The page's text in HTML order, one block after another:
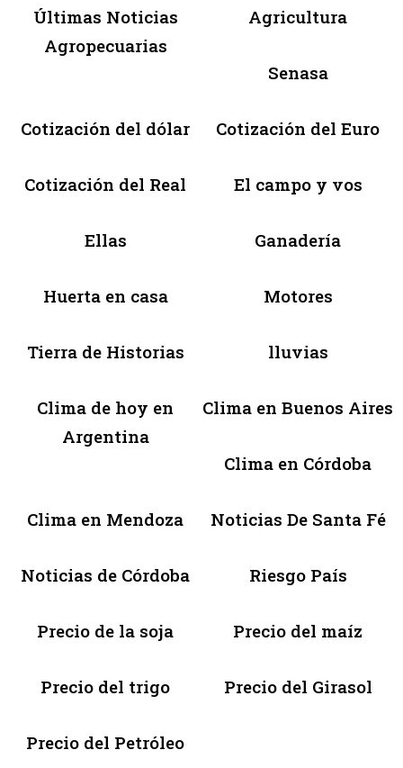
Últimas Noticias
Agropecuarias
Agricultura
Senasa
Cotización del dólar Cotización del Euro
Cotización del Real El campo y vos
Ellas Ganadería
Huerta en casa Motores
Tierra de Historias lluvias
Clima de hoy en
Argentina
Clima en Buenos Aires
Clima en Córdoba
Clima en Mendoza Noticias De Santa Fé
Noticias de Córdoba Riesgo País
Precio de la soja Precio del maíz
Precio del trigo Precio del Girasol
Precio del Petróleo